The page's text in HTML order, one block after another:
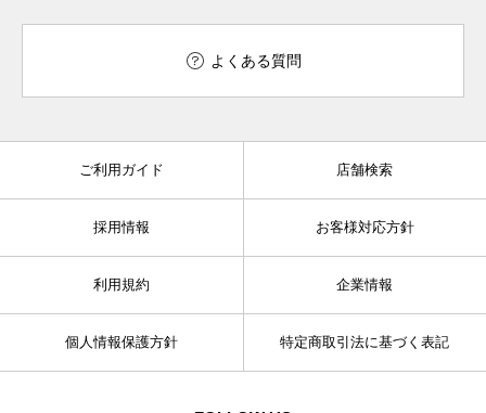
よくある質問
ご利用ガイド 店舗検索
採用情報 お客様対応方針
利用規約 企業情報
個人情報保護方針 特定商取引法に基づく表記